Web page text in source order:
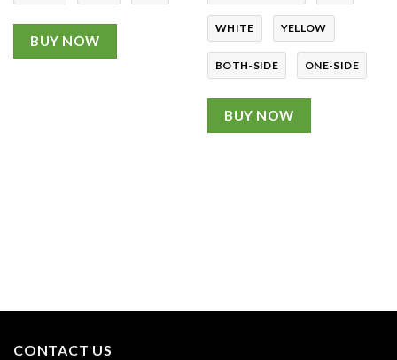
BUY NOW
WHITE YELLOW
BOTH-SIDE ONE-SIDE
BUY NOW
CONTACT US